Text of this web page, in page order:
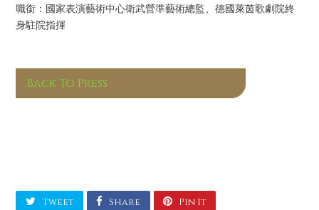
職銜：國家表演藝術中心衛武營準藝術總監、德國萊茵歌劇院終
身駐院指揮
Back To Press
Tweet Share Pin It